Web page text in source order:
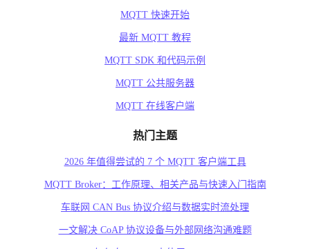
MQTT 快速开始
最新 MQTT 教程
MQTT SDK 和代码示例
MQTT 公共服务器
MQTT 在线客户端
热门主题
2026 年值得尝试的 7 个 MQTT 客户端工具
MQTT Broker：工作原理、相关产品与快速入门指南
车联网 CAN Bus 协议介绍与数据实时流处理
一文解决 CoAP 协议设备与外部网络沟通难题